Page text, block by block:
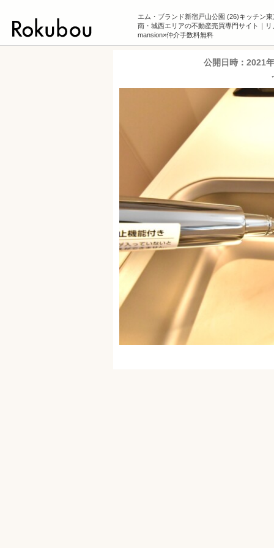
エム・ブランド新宿戸山公園 (26)キッチン
南・城西エリアの不動産売買専門サイト｜リ
mansion×仲介手数料無料
公開日時： 2021